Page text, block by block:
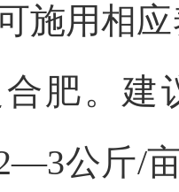
施用相
肥。建
公斤/